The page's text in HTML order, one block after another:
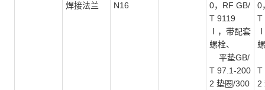
焊接法兰
N16
0，RF GB/
T 9119
Ⅰ，带配套
螺栓、
平垫GB/
T 97.1-200
2 垫圈/300
0
T
T
2